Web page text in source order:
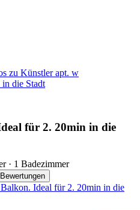
zu Künstler apt. w
die Stadt
für 2. 20min in die
· 1 Badezimmer
Ideal für 2. 20min in die